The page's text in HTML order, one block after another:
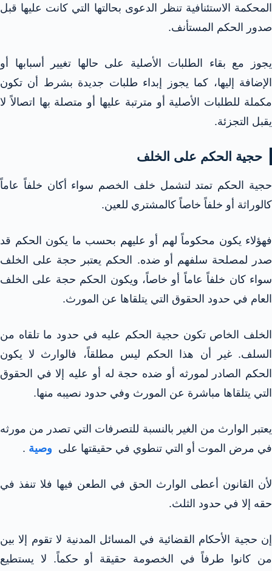
المحكمة الاستئنافية تنظر الدعوى بحالتها التي كانت عليها قبل
صدور الحكم المستأنف.
يجوز مع بقاء الطلبات الأصلية على حالها تغيير أسبابها أو
الإضافة إليها، كما يجوز إبداء طلبات جديدة بشرط أن تكون
مكملة للطلبات الأصلية أو مترتبة عليها أو متصلة بها اتصالاً لا
يقبل التجزئة.
حجية الحكم على الخلف
حجية الحكم تمتد لتشمل خلف الخصم سواء أكان خلفاً عاماً
كالوراثة أو خلفاً خاصاً كالمشتري للعين.
فهؤلاء يكون محكوماً لهم أو عليهم بحسب ما يكون الحكم قد
صدر لمصلحة سلفهم أو ضده. الحكم يعتبر حجة على الخلف
سواء كان خلفاً عاماً أو خاصاً، ويكون الحكم حجة على الخلف
العام في حدود الحقوق التي يتلقاها عن المورث.
الخلف الخاص تكون حجية الحكم عليه في حدود ما تلقاه من
السلف. غير أن هذا الحكم ليس مطلقاً، فالوارث لا يكون
الحكم الصادر لمورثه أو ضده حجة له أو عليه إلا في الحقوق
التي يتلقاها مباشرة عن المورث وفي حدود نصيبه منها.
يعتبر الوارث من الغير بالنسبة للتصرفات التي تصدر من مورثه
في مرض الموت أو التي تنطوي في حقيقتها على وصية .
لأن القانون أعطى الوارث الحق في الطعن فيها فلا تنفذ في
حقه إلا في حدود الثلث.
إن حجية الأحكام القضائية في المسائل المدنية لا تقوم إلا بين
من كانوا طرفاً في الخصومة حقيقة أو حكماً. لا يستطيع